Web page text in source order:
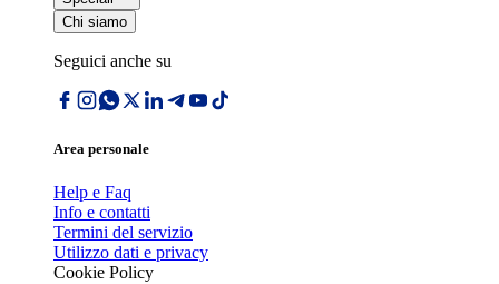
Chi siamo
Seguici anche su
Area personale
Help e Faq
Info e contatti
Termini del servizio
Utilizzo dati e privacy
Cookie Policy